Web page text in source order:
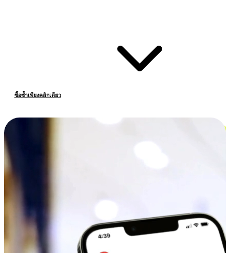
ซื้อซ้ำเพียงคลิกเดียว